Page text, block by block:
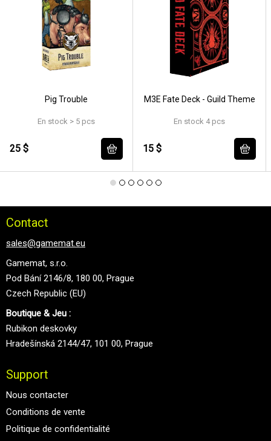
Pig Trouble
En stock > 5 pcs
25 $
M3E Fate Deck - Guild Theme
En stock 4 pcs
15 $
Contact
sales@gamemat.eu
Gamemat, s.r.o.
Pod Bání 2146/8, 180 00, Prague
Czech Republic (EU)
Boutique & Jeu :
Rubikon deskovky
Hradešínská 2144/47, 101 00, Prague
Support
Nous contacter
Conditions de vente
Politique de confidentialité